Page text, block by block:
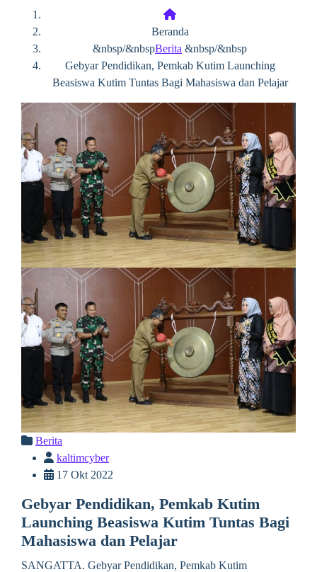
Beranda
&nbsp/&nbspBerita &nbsp/&nbsp
Gebyar Pendidikan, Pemkab Kutim Launching
Beasiswa Kutim Tuntas Bagi Mahasiswa dan Pelajar
Berita
kaltimcyber
17 Okt 2022
Gebyar Pendidikan, Pemkab Kutim
Launching Beasiswa Kutim Tuntas Bagi
Mahasiswa dan Pelajar
SANGATTA. Gebyar Pendidikan, Pemkab Kutim